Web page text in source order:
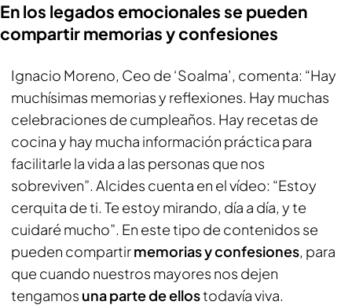
En los legados emocionales se pueden
compartir memorias y confesiones
Ignacio Moreno, Ceo de ‘Soalma’, comenta: “Hay
muchísimas memorias y reflexiones. Hay muchas
celebraciones de cumpleaños. Hay recetas de
cocina y hay mucha información práctica para
facilitarle la vida a las personas que nos
sobreviven”. Alcides cuenta en el vídeo: “Estoy
cerquita de ti. Te estoy mirando, día a día, y te
cuidaré mucho”. En este tipo de contenidos se
pueden compartirmemorias y confesiones, para
que cuando nuestros mayores nos dejen
tengamos una parte de ellostodavía viva.